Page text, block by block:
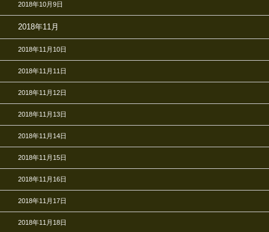
2018年10月9日
2018年11月
2018年11月10日
2018年11月11日
2018年11月12日
2018年11月13日
2018年11月14日
2018年11月15日
2018年11月16日
2018年11月17日
2018年11月18日